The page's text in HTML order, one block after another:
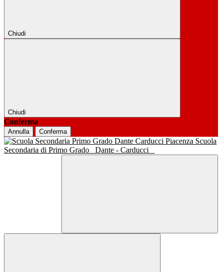
Chiudi
Chiudi
Conferma
Annulla Conferma
Scuola
Secondaria di Primo Grado
Dante - Carducci